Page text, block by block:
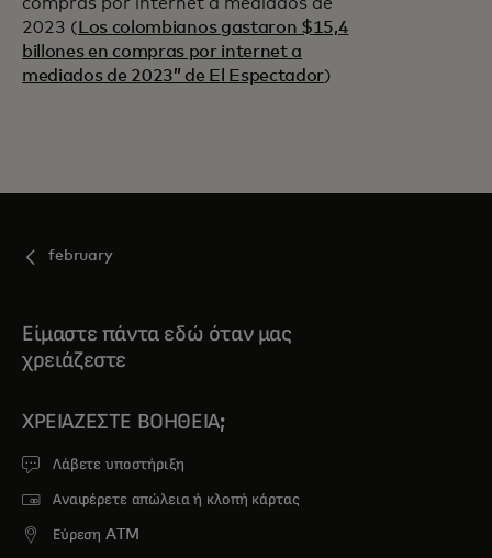
2023 ( Los colombianos gastaron $15,4
billones en compras por internet a
mediados de 2023” de El Espectador)
february
Είμαστε πάντα εδώ όταν μας
χρειάζεστε
ΧΡΕΙΆΖΕΣΤΕ ΒΟΉΘΕΙΑ;
Λάβετε υποστήριξη
Αναφέρετε απώλεια ή κλοπή κάρτας
Εύρεση ATM